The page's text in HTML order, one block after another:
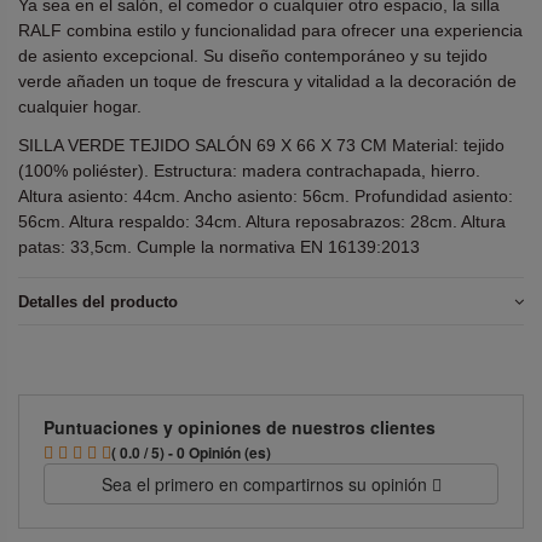
Ya sea en el salón, el comedor o cualquier otro espacio, la silla
RALF combina estilo y funcionalidad para ofrecer una experiencia
de asiento excepcional. Su diseño contemporáneo y su tejido
verde añaden un toque de frescura y vitalidad a la decoración de
cualquier hogar.
SILLA VERDE TEJIDO SALÓN 69 X 66 X 73 CM Material: tejido
(100% poliéster). Estructura: madera contrachapada, hierro.
Altura asiento: 44cm. Ancho asiento: 56cm. Profundidad asiento:
56cm. Altura respaldo: 34cm. Altura reposabrazos: 28cm. Altura
patas: 33,5cm. Cumple la normativa EN 16139:2013
Detalles del producto
Puntuaciones y opiniones de nuestros clientes
( 0.0 / 5) - 0 Opinión (es)
Sea el primero en compartirnos su opinión